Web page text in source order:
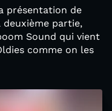
présentation de
partie,
Sound qui vient
comme on les